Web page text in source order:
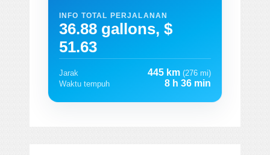
INFO TOTAL PERJALANAN
36.88 gallons, $
51.63
Jarak 445 km (276 mi)
Waktu tempuh
8 h 36 min